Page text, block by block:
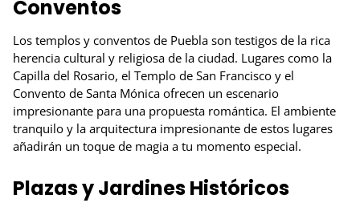
Conventos
Los templos y conventos de Puebla son testigos de la rica
herencia cultural y religiosa de la ciudad. Lugares como la
Capilla del Rosario, el Templo de San Francisco y el
Convento de Santa Mónica ofrecen un escenario
impresionante para una propuesta romántica. El ambiente
tranquilo y la arquitectura impresionante de estos lugares
añadirán un toque de magia a tu momento especial.
Plazas y Jardines Históricos